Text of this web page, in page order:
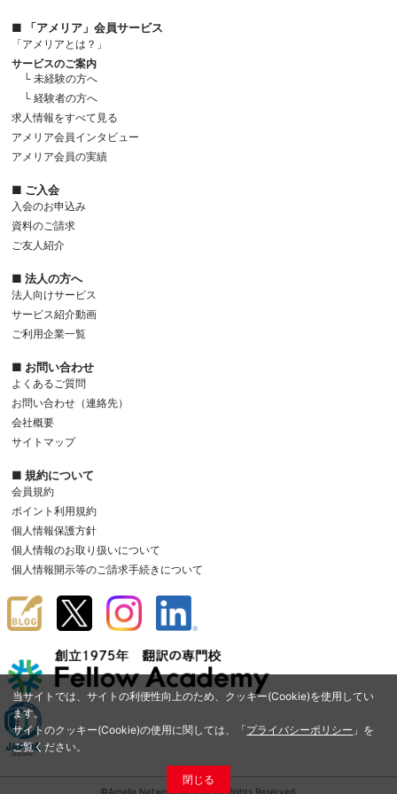
当サイトでは、サイトの利便性向上のため、クッキー(Cookie)を使用してい
ます。
サイトのクッキー(Cookie)の使用に関しては、「プライバシーポリシー 」を
ご覧ください。
閉じる
■ 「アメリア」会員サービス
「アメリアとは？」
サービスのご案内
└ 未経験の方へ
└ 経験者の方へ
求人情報をすべて見る
アメリア会員インタビュー
アメリア会員の実績
■ ご入会
入会のお申込み
資料のご請求
ご友人紹介
■ 法人の方へ
法人向けサービス
サービス紹介動画
ご利用企業一覧
■ お問い合わせ
よくあるご質問
お問い合わせ（連絡先）
会社概要
サイトマップ
■ 規約について
会員規約
ポイント利用規約
個人情報保護方針
個人情報のお取り扱いについて
個人情報開示等のご請求手続きについて
©Amelia Network Co.,Ltd. All Rights Reserved.